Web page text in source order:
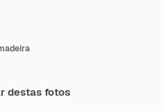
destas fotos